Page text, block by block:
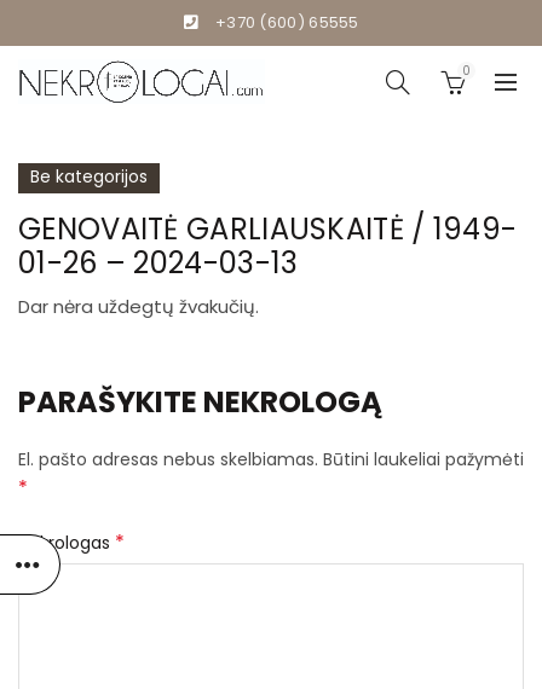
+370 (600) 65555
0
Be kategorijos
GENOVAITĖ GARLIAUSKAITĖ / 1949-
01-26 – 2024-03-13
Dar nėra uždegtų žvakučių.
PARAŠYKITE NEKROLOGĄ
El. pašto adresas nebus skelbiamas. Būtini laukeliai pažymėti
*
Nekrologas *